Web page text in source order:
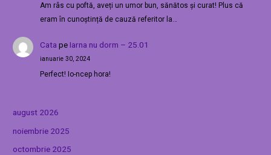
Am râs cu poftă, aveți un umor bun, sănătos și curat! Plus că
eram în cunoștință de cauză referitor la…
Cata pe Iarna nu dorm – 25.01
ianuarie 30, 2024
Perfect! Io-ncep hora!
august 2026
noiembrie 2025
octombrie 2025